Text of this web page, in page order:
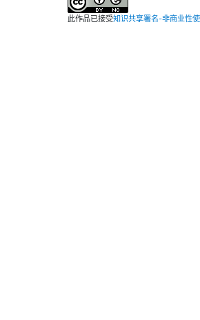
此作品已接受知识共享署名-非商业性